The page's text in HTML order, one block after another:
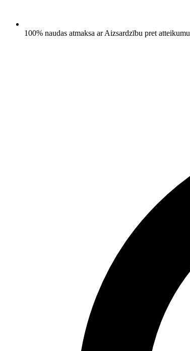
100% naudas atmaksa ar Aizsardzību pret atteikumu